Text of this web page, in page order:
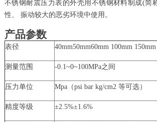
不锈钢耐震压力表的外壳用不锈钢材料制成(简
性、 振动较大的恶劣环境中使用。
产品参数
表径 40mm50mm60mm 100mm 150mm
测量范围 -0.1~0~100MPa之间
压力单位 Mpa（psi bar kg/cm2 等可选）
精度等级 ±2.5%±1.6%